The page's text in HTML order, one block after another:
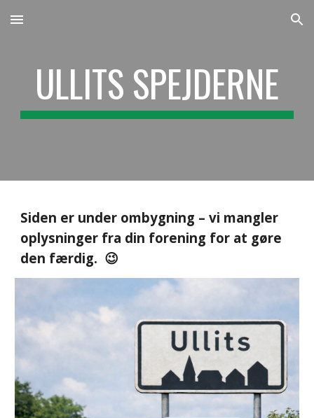
Skip to main content Skip to navigation
ULLITS SPEJDERNE
Siden er under ombygning – vi mangler
oplysninger fra din forening for at gøre
den færdig. 😉